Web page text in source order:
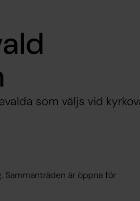
som väljs vid
Sammanträden är öppna för